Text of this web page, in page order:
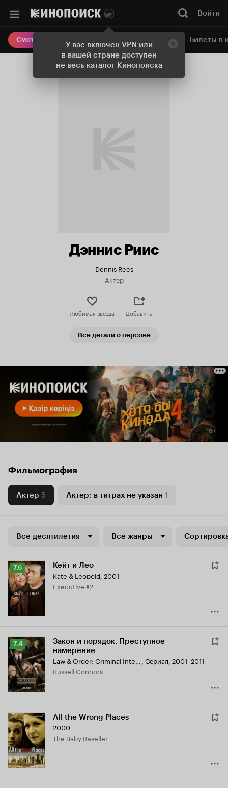
У вас включен VPN или
в вашей стране доступен
не весь каталог Кинопоиска
Войти
Смотреть кино Онлайн-кинотеатр Билеты в
Дэннис Риис
Dennis Rees
Актер
Любимая звезда Добавить
Все детали о персоне
Фильмография
Актер 5 Актер: в титрах не указан 1
Все десятилетия Все жанры
Рейтинг
Кинопоиска
7.6
7.6 Кейт и Лео
Kate & Leopold, 2001
Executive #2
Рейтинг
Кинопоиска
7.4
7.4
Закон и порядок. Преступное
намерение
Law & Order: Criminal Intent, Сериал, 2001–2011
Russell Connors
All the Wrong Places
2000
The Baby Reseller